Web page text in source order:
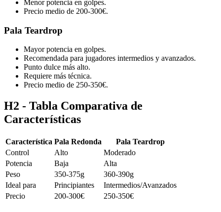
Menor potencia en golpes.
Precio medio de 200-300€.
Pala Teardrop
Mayor potencia en golpes.
Recomendada para jugadores intermedios y avanzados.
Punto dulce más alto.
Requiere más técnica.
Precio medio de 250-350€.
H2 - Tabla Comparativa de
Características
Característica Pala Redonda
Pala Teardrop
Control
Alto
Moderado
Potencia
Baja
Alta
Peso
350-375g
360-390g
Ideal para
Principiantes
Intermedios/Avanzados
Precio
200-300€ 250-350€